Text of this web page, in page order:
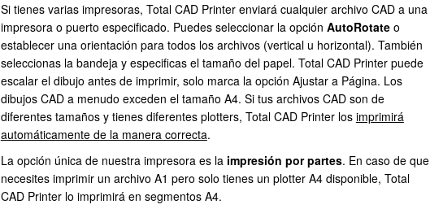
Si tienes varias impresoras, Total CAD Printer enviará cualquier archivo CAD a una
impresora o puerto especificado. Puedes seleccionar la opción AutoRotateo
establecer una orientación para todos los archivos (vertical u horizontal). También
seleccionas la bandeja y especificas el tamaño del papel. Total CAD Printer puede
escalar el dibujo antes de imprimir, solo marca la opción Ajustar a Página. Los
dibujos CAD a menudo exceden el tamaño A4. Si tus archivos CAD son de
diferentes tamaños y tienes diferentes plotters, Total CAD Printer los imprimirá
automáticamente de la manera correcta.
La opción única de nuestra impresora es la impresión por partes. En caso de que
necesites imprimir un archivo A1 pero solo tienes un plotter A4 disponible, Total
CAD Printer lo imprimirá en segmentos A4.